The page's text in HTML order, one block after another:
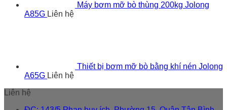
Máy bơm mỡ bò thùng 200kg Jolong
A85G Liên hệ
Thiết bị bơm mỡ bò bằng khí nén Jolong
A65G Liên hệ
Liên hệ